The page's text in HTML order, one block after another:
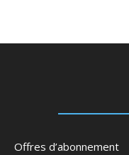
Offres d’abonnement